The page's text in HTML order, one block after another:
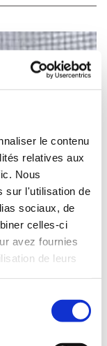
le contenu
relatives aux
Nous
sur l'utilisation de
sociaux, de
celles-ci
avez fournies
de leurs